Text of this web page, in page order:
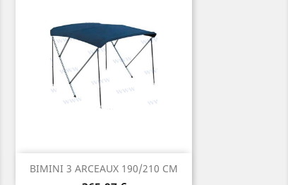
BIMINI 3 ARCEAUX 190/210 CM
 Aperçu rapide